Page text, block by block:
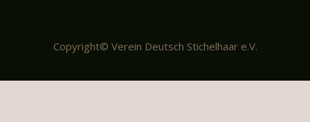
Copyright© Verein Deutsch Stichelhaar e.V.